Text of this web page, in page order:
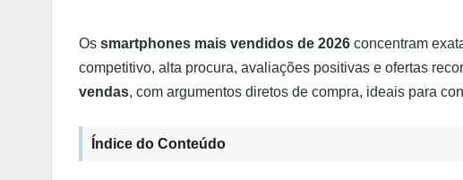
Os smartphones mais vendidos de 2026 concentram
competitivo, alta procura, avaliações positivas e ofertas
vendas, com argumentos diretos de compra, ideais para
Índice do Conteúdo